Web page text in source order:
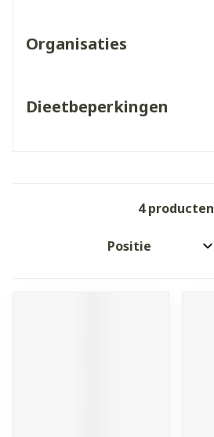
Organisaties
Dieetbeperkingen
4producten
Sorteer op: